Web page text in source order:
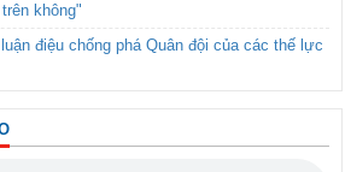
không"
điệu chống phá Quân đội của các thế lực